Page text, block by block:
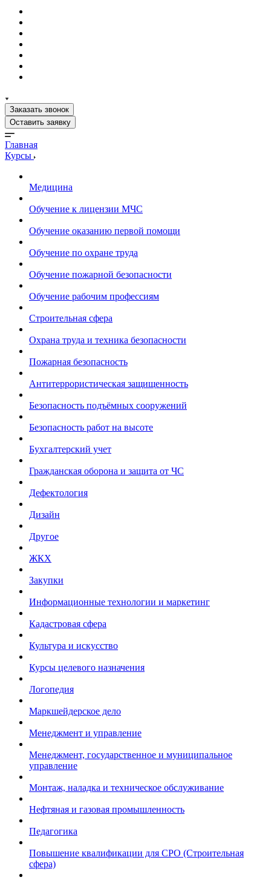
Заказать звонок
Оставить заявку
Главная
Курсы
Медицина
Обучение к лицензии МЧС
Обучение оказанию первой помощи
Обучение по охране труда
Обучение пожарной безопасности
Обучение рабочим профессиям
Строительная сфера
Охрана труда и техника безопасности
Пожарная безопасность
Антитеррористическая защищенность
Безопасность подъёмных сооружений
Безопасность работ на высоте
Бухгалтерский учет
Гражданская оборона и защита от ЧС
Дефектология
Дизайн
Другое
ЖКХ
Закупки
Информационные технологии и маркетинг
Кадастровая сфера
Культура и искусство
Курсы целевого назначения
Логопедия
Маркшейдерское дело
Менеджмент и управление
Менеджмент, государственное и муниципальное
управление
Монтаж, наладка и техническое обслуживание
Нефтяная и газовая промышленность
Педагогика
Повышение квалификации для СРО (Строительная
сфера)